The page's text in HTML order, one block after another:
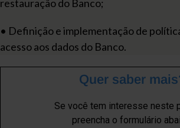
restauração do Banco;
• Definição e implementação de
acesso aos dados do Banco.
Quer saber
Se você tem interesse neste
preencha o formulário